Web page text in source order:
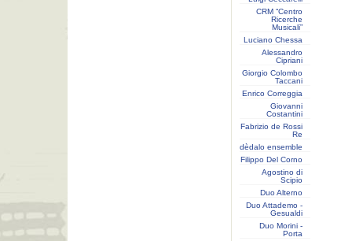
CRM “Centro
Ricerche
Musicali”
Luciano Chessa
Alessandro
Cipriani
Giorgio Colombo
Taccani
Enrico Correggia
Giovanni
Costantini
Fabrizio de Rossi
Re
dèdalo ensemble
Filippo Del Corno
Agostino di
Scipio
Duo Alterno
Duo Attademo -
Gesualdi
Duo Morini -
Porta